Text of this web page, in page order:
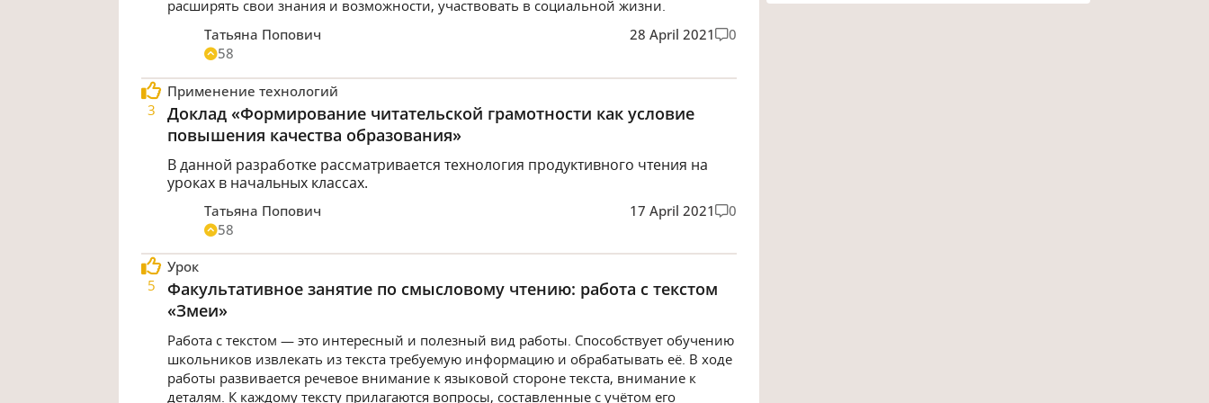
расширять свои знания и возможности, участвовать в социальной жизни.
Татьяна Попович
58
28 April 2021 0
3
Применение технологий
Доклад «Формирование читательской грамотности как условие
повышения качества образования»
В данной разработке рассматривается технология продуктивного чтения на
уроках в начальных классах.
Татьяна Попович
58
17 April 2021 0
5
Урок
Факультативное занятие по смысловому чтению: работа с текстом
«Змеи»
Работа с текстом — это интересный и полезный вид работы. Способствует обучению
школьников извлекать из текста требуемую информацию и обрабатывать её. В ходе
работы развивается речевое внимание к языковой стороне текста, внимание к
деталям. К каждому тексту прилагаются вопросы, составленные с учётом его